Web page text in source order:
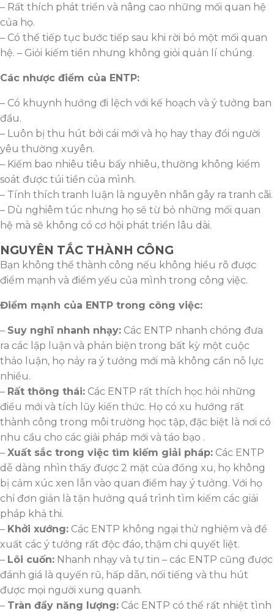
– Rất thích phát triển và nâng cao những mối quan hệ
của họ.
– Có thể tiếp tục bước tiếp sau khi rời bỏ một mối quan
hệ. – Giỏi kiếm tiền nhưng không giỏi quản lí chúng.
Các nhược điểm của ENTP:
– Có khuynh hướng đi lệch với kế hoạch và ý tưởng ban
đầu.
– Luôn bị thu hút bởi cái mới và họ hay thay đổi người
yêu thường xuyên.
– Kiếm bao nhiêu tiêu bấy nhiêu, thường không kiểm
soát được túi tiền của mình.
– Tính thích tranh luận là nguyên nhân gây ra tranh cãi.
– Dù nghiêm túc nhưng họ sẽ từ bỏ những mối quan
hệ mà sẽ không có cơ hội phát triển lâu dài.
NGUYÊN TẮC THÀNH CÔNG
Bạn không thể thành công nếu không hiểu rõ được
điểm mạnh và điểm yếu của mình trong công việc.
Điểm mạnh của ENTP trong công việc:
– Suy nghĩ nhanh nhạy: Các ENTP nhanh chóng đưa
ra các lập luận và phản biện trong bất kỳ một cuộc
thảo luận, họ nảy ra ý tưởng mới mà không cần nỗ lực
nhiều.
– Rất thông thái: Các ENTP rất thích học hỏi những
điều mới và tích lũy kiến thức. Họ có xu hướng rất
thành công trong môi trường học tập, đặc biệt là nơi có
nhu cầu cho các giải pháp mới và táo bạo .
– Xuất sắc trong việc tìm kiếm giải pháp: Các ENTP
dễ dàng nhìn thấy được 2 mặt của đồng xu, họ không
bị cảm xúc xen lẫn vào quan điểm hay ý tưởng. Với họ
chỉ đơn giản là tận hưởng quá trình tìm kiếm các giải
pháp khả thi.
– Khởi xướng: Các ENTP không ngại thử nghiệm và đề
xuất các ý tưởng rất độc đáo, thậm chi quyết liệt.
– Lôi cuốn: Nhanh nhạy và tự tin – các ENTP cũng được
đánh giá là quyến rũ, hấp dẫn, nối tiếng và thu hút
được mọi người xung quanh.
– Tràn đầy năng lượng: Các ENTP có thể rất nhiệt tình